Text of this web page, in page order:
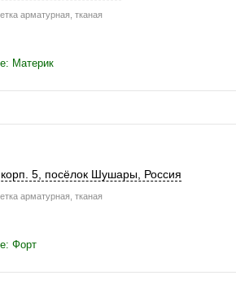
арматурная, тканая
Материк
корп. 5 посёлок Шушары Россия
арматурная, тканая
Форт